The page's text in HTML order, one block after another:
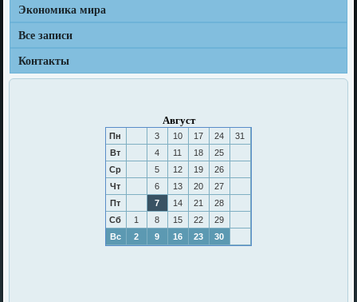
Экономика мира
Все записи
Контакты
Август
Пн 3 10 17 24
31
Вт
4 11 18
25
Ср
5 12 19
26
Чт
6 13 20
27
Пт
7 14 21
28
Сб
1 8 15 22
29
Вс
2 9 16 23 30